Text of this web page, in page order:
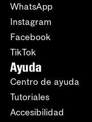
WhatsApp
Instagram
Facebook
TikTok
Ayuda
Centro de ayuda
Tutoriales
Accesibilidad